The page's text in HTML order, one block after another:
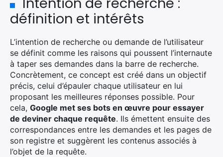
définition et intérêts
L’intention de recherche ou demande de l’utilisateur
se définit comme les raisons qui poussent l’internaute
à taper ses demandes dans la barre de recherche.
Concrètement, ce concept est créé dans un objectif
précis, celui d’épauler chaque utilisateur en lui
proposant les meilleures réponses possible. Pour
cela, Google met ses bots en œuvre pour essayer
de deviner chaque requête. Ils émettent ensuite des
correspondances entre les demandes et les pages de
son registre et suggèrent les contenus associés à
l’objet de la requête.